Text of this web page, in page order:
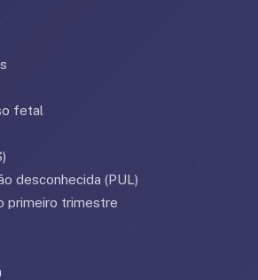
fetal
desconhecida (PUL)
primeiro trimestre